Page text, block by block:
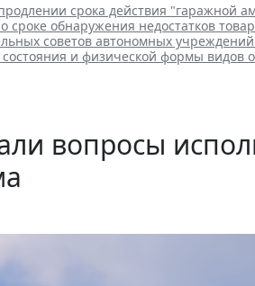
срока действия "гаражной
сроке обнаружения недостатков
советов автономных
и физической формы видов
вопросы